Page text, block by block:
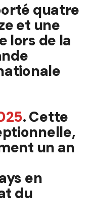
quatre
et une
lors de la
. Cette
un an
en
du